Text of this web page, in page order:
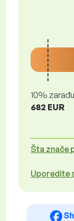
10%
682 EUR
Šta znače
Uporedite